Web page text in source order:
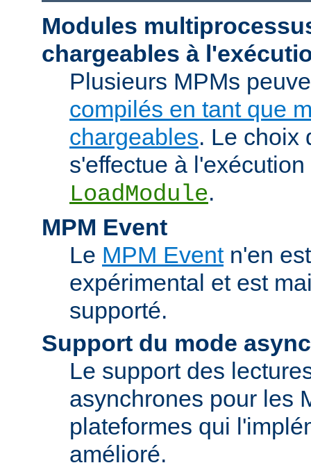
Modules
chargeables à
Plusieurs MPMs
compilés en tant que
chargeables. Le choix
s'effectue à
LoadModule.
MPM Event
Le MPM Eventn'en
expérimental et est
supporté.
Support du mode
Le support des
asynchrones pour les
plateformes qui
amélioré.